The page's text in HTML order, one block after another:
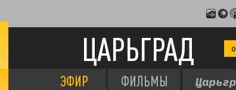
ЦАРЬГРАД
ЭФИР ФИЛЬМЫ